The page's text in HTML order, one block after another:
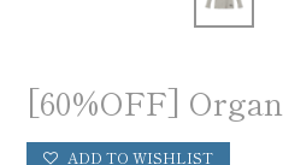
[60%OFF]
ADD TO WISHLIST